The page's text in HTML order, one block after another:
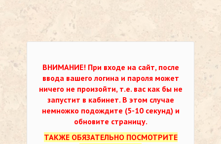
ВНИМАНИЕ! При входе на сайт, после
ввода вашего логина и пароля может
ничего не произойти, т.е. вас как бы не
запустит в кабинет. В этом случае
немножко подождите (5-10 секунд) и
обновите страницу.
ТАКЖЕ ОБЯЗАТЕЛЬНО ПОСМОТРИТЕ